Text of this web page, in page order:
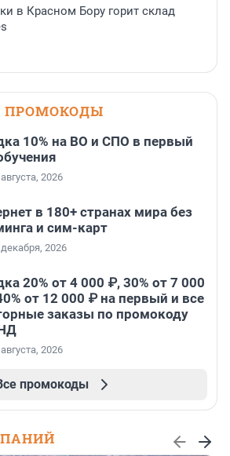
в Красном Бору горит склад
ПРОМОКОДЫ
10% на ВО и СПО в первый
2026
в 180+ странах мира без
и сим-карт
2026
20% от 4 000 ₽, 30% от 7 000
от 12 000 ₽ на первый и все
заказы по промокоду
2026
промокоды